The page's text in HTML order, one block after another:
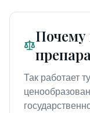
Почему
Так работает